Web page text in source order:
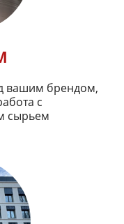
вашим брендом,
с
сырьем